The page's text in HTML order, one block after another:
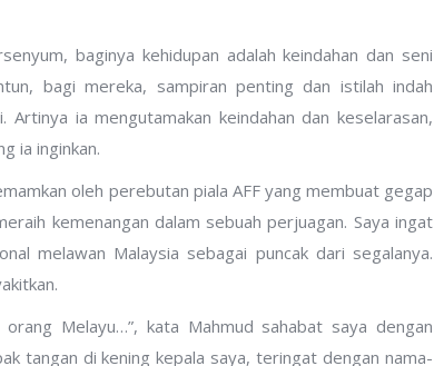
baginya kehidupan adalah keindahan dan seni
bagi mereka, sampiran penting dan istilah indah
Artinya ia mengutamakan keindahan dan keselarasan,
ia inginkan.
oleh perebutan piala AFF yang membuat gegap
kemenangan dalam sebuah perjuagan. Saya ingat
melawan Malaysia sebagai puncak dari segalanya.
Melayu…”, kata Mahmud sahabat saya dengan
tangan di kening kepala saya, teringat dengan nama-